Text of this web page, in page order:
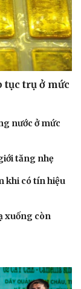
tục trụ ở mức
nước ở mức
tăng nhẹ
khi có tín hiệu
xuống còn